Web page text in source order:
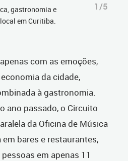
gastronomia e
em Curitiba.
1/5
com as emoções,
da cidade,
à gastronomia.
ano passado, o Circuito
da Oficina de Música
em bares e restaurantes,
em apenas 11